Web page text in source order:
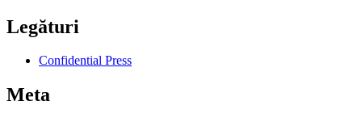
Legături
Confidential Press
Meta